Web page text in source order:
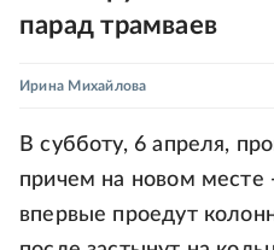
парад трамваев
Ирина Михайлова
В субботу, 6 апреля,
причем на новом месте
впервые проедут